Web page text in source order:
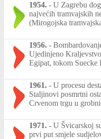
1954. - U Zagrebu
najvećih tramvajskih
(Mirogojska
1956. -
Ujedinjeno
Egipat, tokom Suecke
1961. - U procesu
Staljinovi posmrtni
Crvenom trgu u
1971. - U Švicarskoj
prvi put smjele